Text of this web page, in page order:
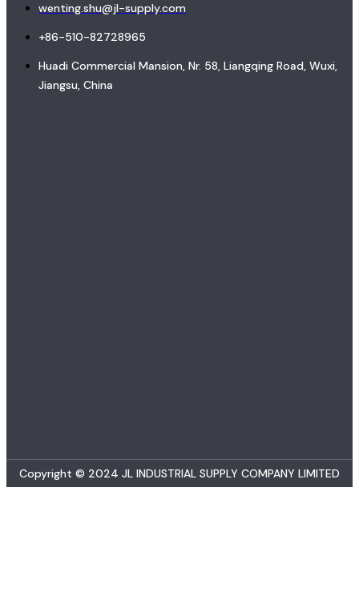
wenting.shu@jl-supply.com
+86-510-82728965
Huadi Commercial Mansion, Nr. 58, Liangqing Road, Wuxi,
Jiangsu, China
Copyright © 2024 JL INDUSTRIAL SUPPLY COMPANY LIMITED